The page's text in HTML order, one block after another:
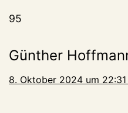
95
Günther
8. Oktober 2024 um